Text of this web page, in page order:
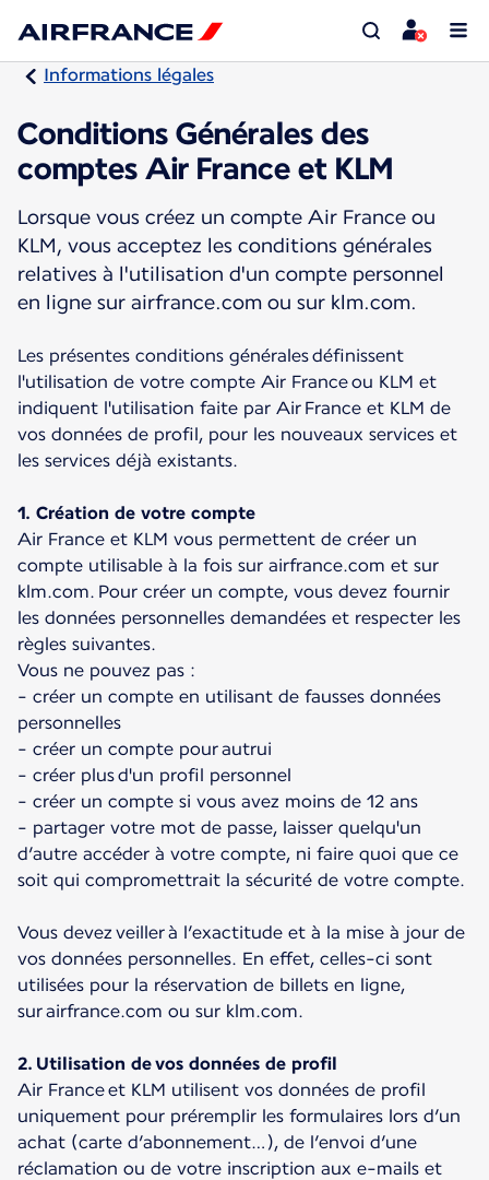
Informations légales
Conditions Générales des
comptes Air France et KLM
Lorsque vous créez un compte Air France ou
KLM, vous acceptez les conditions générales
relatives à l'utilisation d'un compte personnel
en ligne sur airfrance.com ou sur klm.com.
Les présentes conditions générales définissent
l'utilisation de votre compte Air France ou KLM et
indiquent l'utilisation faite par Air France et KLM de
vos données de profil, pour les nouveaux services et
les services déjà existants.
1. Création de votre compte
Air France et KLM vous permettent de créer un
compte utilisable à la fois sur airfrance.com et sur
klm.com. Pour créer un compte, vous devez fournir
les données personnelles demandées et respecter les
règles suivantes.
Vous ne pouvez pas :
- créer un compte en utilisant de fausses données
personnelles
- créer un compte pour autrui
- créer plus d'un profil personnel
- créer un compte si vous avez moins de 12 ans
- partager votre mot de passe, laisser quelqu'un
d’autre accéder à votre compte, ni faire quoi que ce
soit qui compromettrait la sécurité de votre compte.
Vous devez veiller à l’exactitude et à la mise à jour de
vos données personnelles. En effet, celles-ci sont
utilisées pour la réservation de billets en ligne,
sur airfrance.com ou sur klm.com.
2. Utilisation de vos données de profil
Air France et KLM utilisent vos données de profil
uniquement pour préremplir les formulaires lors d’un
achat (carte d’abonnement…), de l’envoi d’une
réclamation ou de votre inscription aux e-mails et